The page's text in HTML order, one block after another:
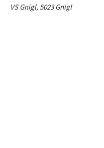
VS Gnigl, 5023 Gnigl